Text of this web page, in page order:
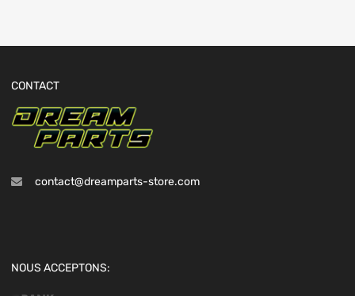
CONTACT
contact@dreamparts-store.com
NOUS ACCEPTONS: